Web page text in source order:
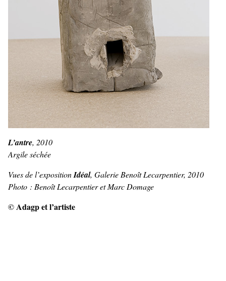
L’antre, 2010
Argile séchée
Vues de l’expositionIdéal, Galerie Benoît Lecarpentier, 2010
Photo : Benoît Lecarpentier et Marc Domage
© Adagp et l’artiste